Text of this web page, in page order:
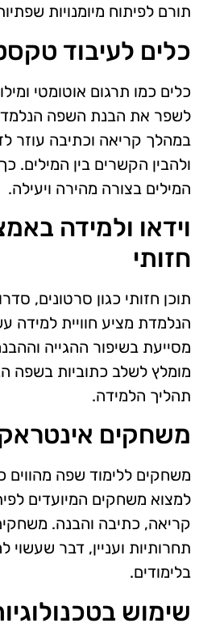
תורם לפיתוח מיומנויות
כלים לעיבוד
כלים כמו תרגום אוטומטי
לשפר את הבנת השפה
במהלך קריאה וכתיבה עוזר
ולהבין הקשרים בין המילים.
המילים בצורה מהירה ויעילה.
וידאו ולמידה
חזותי
תוכן חזותי כגון סרטונים,
הנלמדת מציע חוויית למידה
מסייעת בשיפור ההגייה
מומלץ לשלב כתוביות בשפה
תהליך הלמידה.
משחקים
משחקים ללימוד שפה מהווים
למצוא משחקים המיועדים
קריאה, כתיבה והבנה.
תחרותיות ועניין, דבר שעשוי
בלימודים.
שימוש